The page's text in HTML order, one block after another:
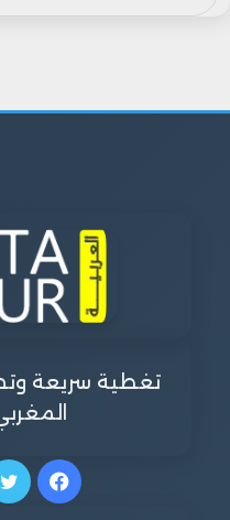
تغطية سريعة